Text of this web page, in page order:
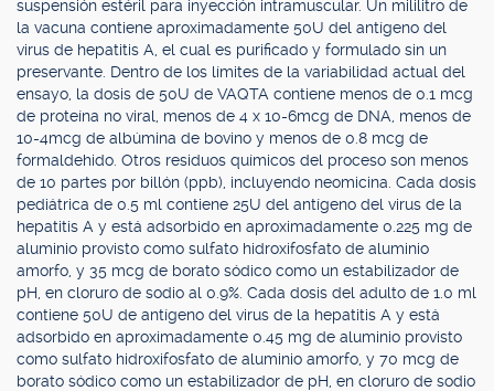
suspensión estéril para inyección intramuscular. Un mililitro de
la vacuna contiene aproximadamente 50U del antígeno del
virus de hepatitis A, el cual es purificado y formulado sin un
preservante. Dentro de los límites de la variabilidad actual del
ensayo, la dosis de 50U de VAQTA contiene menos de 0.1 mcg
de proteína no viral, menos de 4 x 10-6mcg de DNA, menos de
10-4mcg de albúmina de bovino y menos de 0.8 mcg de
formaldehido. Otros residuos químicos del proceso son menos
de 10 partes por billón (ppb), incluyendo neomicina. Cada dosis
pediátrica de 0.5 ml contiene 25U del antígeno del virus de la
hepatitis A y está adsorbido en aproximadamente 0.225 mg de
aluminio provisto como sulfato hidroxifosfato de aluminio
amorfo, y 35 mcg de borato sódico como un estabilizador de
pH, en cloruro de sodio al 0.9%. Cada dosis del adulto de 1.0 ml
contiene 50U de antígeno del virus de la hepatitis A y está
adsorbido en aproximadamente 0.45 mg de aluminio provisto
como sulfato hidroxifosfato de aluminio amorfo, y 70 mcg de
borato sódico como un estabilizador de pH, en cloruro de sodio